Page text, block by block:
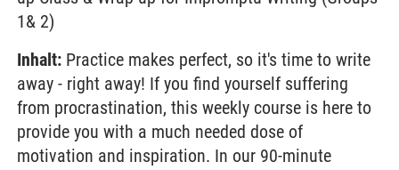
1& 2)
Inhalt: Practice makes perfect, so it's time to write
away - right away! If you find yourself suffering
from procrastination, this weekly course is here to
provide you with a much needed dose of
motivation and inspiration. In our 90-minute